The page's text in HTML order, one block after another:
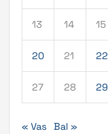
13 14 15
20 21 22
27 28 29
« Vas Bal »